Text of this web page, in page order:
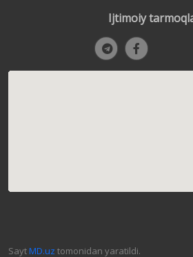
Ijtimoiy
SaytMD.uz tomonidan yaratildi.